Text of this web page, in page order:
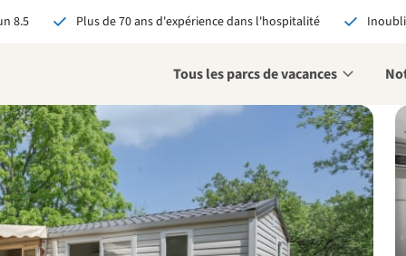
8.5 Plus de 70 ans d'expérience dans l'hospitalité
Tous les parcs de vacances
via RCN, vous
du meilleur prix
avantages exclusifs
contact personnalisé